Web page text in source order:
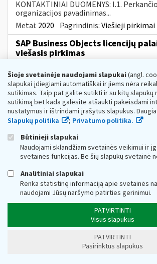
KONTAKTINIAI DUOMENYS: I.1.
organizacijos pavadinimas...
Metai: 2020 Pagrindinis:Viešieji pirkimai
SAP Business Objects licencijų
viešasis pirkimas
INFORMACIJA APIE PRADEDAMUS
pirkimai I. PERKANČIOJI ORGANIZACIJA,
KONTAKTINIAI DUOMENYS: I.1.
organizacijos pavadinimas...
Metai:2020 Pagrindinis:Viešieji pirkimai
VMI vardu atliekamos gyventojų
nuomonės apklausos
Web turinio sąrašas 2020-11-19
Valstybinėmokesčių
informuoja, jog iki šių metų pabaigos
administratoriaus užsakymu bus
Metai:2020 Pagrindinis:Naujiena
VMI: mokesčio lengvata – ne tik
studijomsarprofesiniam
Web turinio sąrašas
2020-12-29
inspekcija (toliau –
Šioje svetainėje naudojami slapukai(angl.
slapukai įdiegiami automatiškai ir jiems nėra
sutikimas. Taip pat galite sutikti ir su kitų slapukų
sutikimą bet kada galėsite atšaukti pakeisdami
nustatymus ir ištrindami įrašytus slapukus.
Slapukų politika
; Privatumo politika.
Būtinieji slapukai
Naudojami sklandžiam svetainės veikimui ir
svetainės funkcijas. Be šių slapukų svetainė
Analitiniai slapukai
Renka statistinę informaciją apie svetainės
naudojami Jūsų naršymo patirties gerinimui.
PATVIRTINTI
Visus slapukus
PATVIRTINTI
Pasirinktus slapukus